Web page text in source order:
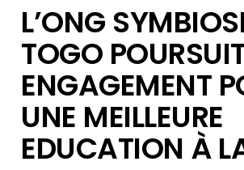
L’ONG
TOGO
ENGAGEMENT
UNE MEILLEURE
EDUCATION À